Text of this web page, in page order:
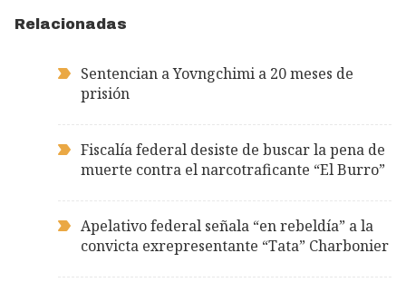
Relacionadas
Sentencian a Yovngchimi a 20 meses de
prisión
Fiscalía federal desiste de buscar la pena de
muerte contra el narcotraficante “El Burro”
Apelativo federal señala “en rebeldía” a la
convicta exrepresentante “Tata” Charbonier